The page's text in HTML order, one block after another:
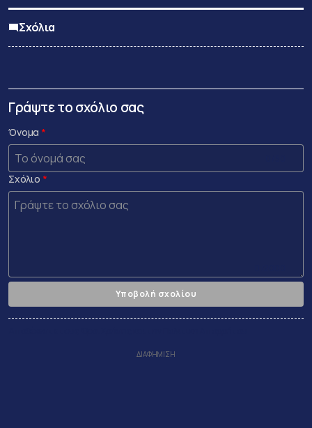
Σχόλια
Γράψτε το σχόλιο σας
Όνομα
Σχόλιο
Υποβολή σχολίου